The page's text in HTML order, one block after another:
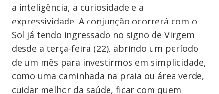
a inteligência, a curiosidade e a
expressividade. A conjunção ocorrerá com o
Sol já tendo ingressado no signo de Virgem
desde a terça-feira (22), abrindo um período
de um mês para investirmos em simplicidade,
como uma caminhada na praia ou área verde,
cuidar melhor da saúde, ficar com quem